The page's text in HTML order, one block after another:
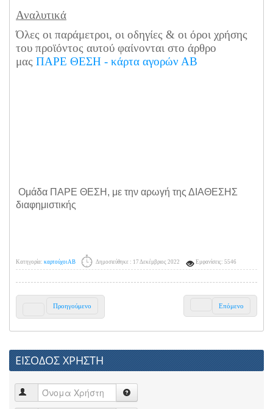
Αναλυτικά
Όλες οι παράμετροι, οι οδηγίες & οι όροι χρήσης
του προϊόντος αυτού φαίνονται στο άρθρο
μας ΠΑΡΕ ΘΕΣΗ - κάρτα αγορών ΑΒ
Ομάδα ΠΑΡΕ ΘΕΣΗ, με την αρωγή της ΔΙΑΘΕΣΗΣ
διαφημιστικής
Κατηγορία: καρτούχοι ΑΒ Δημοσιεύθηκε : 17 Δεκέμβριος 2022 Εμφανίσεις: 5546
Προηγούμενο Επόμενο
ΕΙΣΟΔΟΣ ΧΡΗΣΤΗ